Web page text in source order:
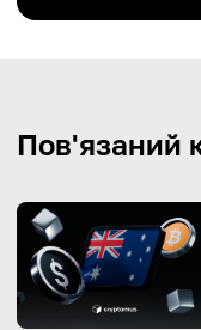
Пов'язаний